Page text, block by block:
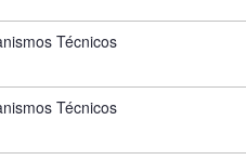
Técnicos
Técnicos